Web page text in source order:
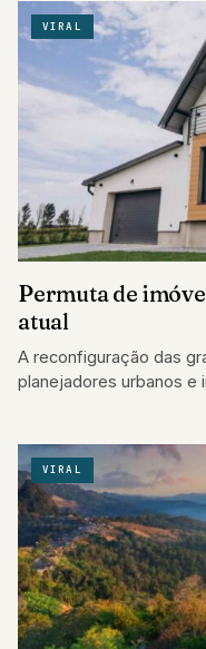
VIRAL
Permuta de
atual
A reconfiguração das
planejadores urbanos e
VIRAL